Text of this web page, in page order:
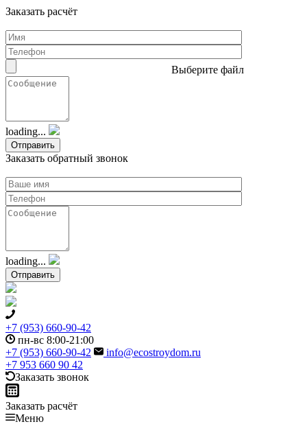
Заказать расчёт
Выберите файл
loading...
Заказать обратный звонок
loading...
+7 (953) 660-90-42
пн-вс 8:00-21:00
+7 (953) 660-90-42
info@ecostroydom.ru
+7 953 660 90 42
Заказать звонок
Заказать расчёт
Меню